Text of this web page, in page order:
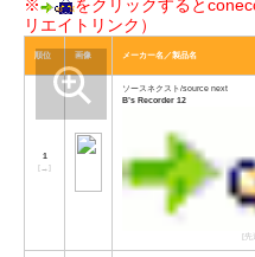
※
をクリックすると
リエイトリンク）
順位 画像 メーカー名／製品名
1
[
]
ソースネクスト/source next
B’s Recorder 12
[先